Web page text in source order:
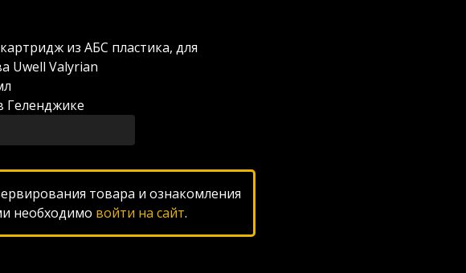
из АБС пластика, для
Uwell Valyrian
Геленджике
товара и ознакомления
необходимо войти на сайт.